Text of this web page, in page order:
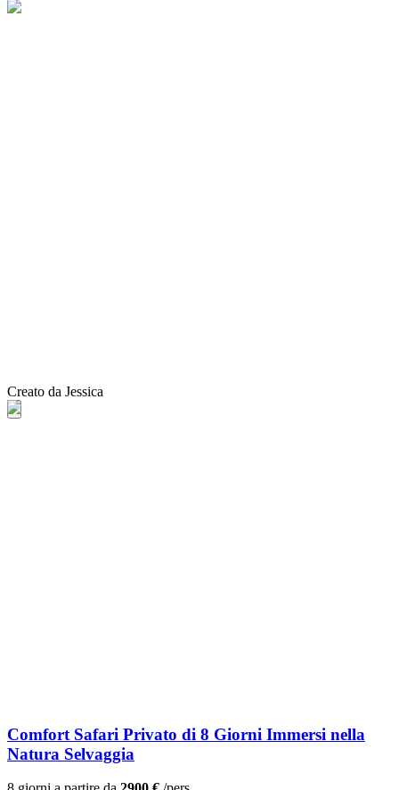
Creato da Jessica
Comfort Safari Privato di 8 Giorni Immersi nella
Natura Selvaggia